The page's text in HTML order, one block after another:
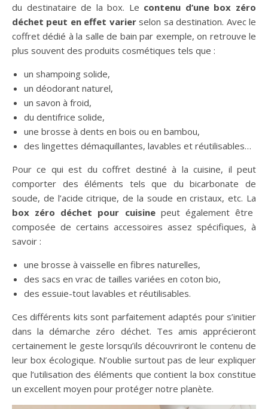
du destinataire de la box. Le contenu d’une box zéro
déchet peut en effet varierselon sa destination. Avec le
coffret dédié à la salle de bain par exemple, on retrouve le
plus souvent des produits cosmétiques tels que :
un shampoing solide,
un déodorant naturel,
un savon à froid,
du dentifrice solide,
une brosse à dents en bois ou en bambou,
des lingettes démaquillantes, lavables et réutilisables…
Pour ce qui est du coffret destiné à la cuisine, il peut
comporter des éléments tels que du bicarbonate de
soude, de l’acide citrique, de la soude en cristaux, etc. La
box zéro déchet pour cuisinepeut également être
composée de certains accessoires assez spécifiques, à
savoir :
une brosse à vaisselle en fibres naturelles,
des sacs en vrac de tailles variées en coton bio,
des essuie-tout lavables et réutilisables.
Ces différents kits sont parfaitement adaptés pour s’initier
dans la démarche zéro déchet. Tes amis apprécieront
certainement le geste lorsqu’ils découvriront le contenu de
leur box écologique. N’oublie surtout pas de leur expliquer
que l’utilisation des éléments que contient la box constitue
un excellent moyen pour protéger notre planète.